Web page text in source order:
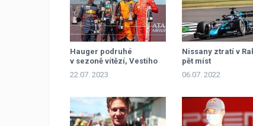
Hauger podruhé
v sezoně vítězí, Vestiho
vedení se tenčí
22.07. 2023
Nissany ztratí v
pět míst
06.07. 2022